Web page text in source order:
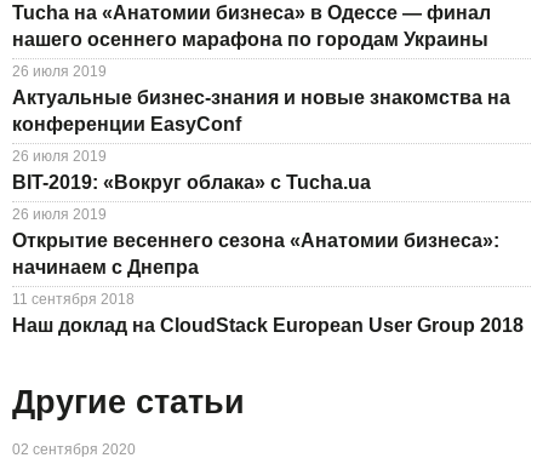
Tucha на «Анатомии бизнеса» в Одессе — финал
нашего осеннего марафона по городам Украины
26 июля 2019
Актуальные бизнес-знания и новые знакомства на
конференции EasyConf
26 июля 2019
BIT-2019: «Вокруг облака» с Tucha.ua
26 июля 2019
Открытие весеннего сезона «Анатомии бизнеса»:
начинаем с Днепра
11 сентября 2018
Наш доклад на CloudStack European User Group 2018
Другие статьи
02 сентября 2020